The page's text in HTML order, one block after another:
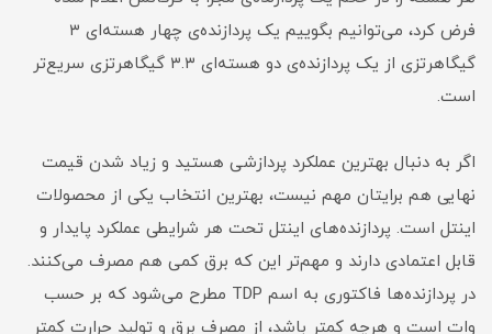
فرض کرد، می‌توانیم بگوییم یک پردازنده‌‌ی چهار هسته‌ای ۳
گیگاهرتزی از یک پردازنده‌ی دو هسته‌ای ۳.۳ گیگاهرتزی سریع‌تر
است.
اگر به دنبال بهترین عملکرد پردازشی هستید و زیاد شدن قیمت
نهایی هم برایتان مهم نیست، بهترین انتخاب یکی از محصولات
اینتل است. پردازنده‌های اینتل تحت هر شرایطی عملکرد پایدار و
قابل اعتمادی دارند و مهم‌تر این که برق کمی هم مصرف می‌کنند.
در پردازنده‌ها فاکتوری به اسم TDP مطرح می‌شود که بر حسب
وات است و هرچه کمتر باشد، از مصرف برق و تولید حرارت کمتر